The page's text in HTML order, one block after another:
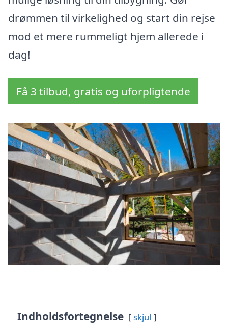
drømmen til virkelighed og start din rejse
mod et mere rummeligt hjem allerede i
dag!
Få 3 tilbud, gratis og uforpligtende
Indholdsfortegnelse skjul